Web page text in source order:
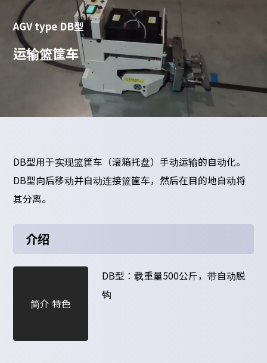
AGV type DB型
运输篮筐车
DB型用于实现篮筐车（滚箱托盘）手动运输的自动化。
DB型向后移动并自动连接篮筐车，然后在目的地自动将
其分离。
介绍
简介 特色
DB型：载重量500公斤，带自动脱
钩